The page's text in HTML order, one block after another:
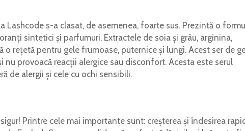
Lashcode s-a clasat, de asemenea, foarte sus. Prezintă o
sintetici și parfumuri. Extractele de soia și grâu, arginina,
rețetă pentru gele frumoase, puternice și lungi. Acest ser de
nu provoacă reacții alergice sau disconfort. Acesta este serul
de alergii și cele cu ochi sensibili.
Printre cele mai importante sunt: creșterea și îndesirea